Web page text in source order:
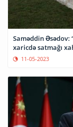
Saməddin Əsədov:
xaricdə satmağı
11-05-2023